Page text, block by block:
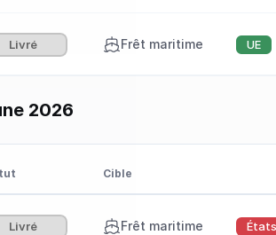
Livré Frêt maritime UE
2026
Cible
Livré Frêt maritime